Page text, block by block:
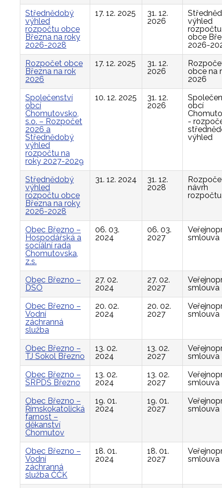
Střednědobý
výhled
rozpočtu obce
Března na roky
2026-2028
17. 12. 2025
31. 12.
2026
výhled
rozpočtu
obce
2026-
Rozpočet obce
Března na rok
2026
17. 12. 2025
31. 12.
2026
obce na
2026
Společenství
obcí
Chomutovsko,
s.o. – Rozpočet
2026 a
Střednědobý
výhled
rozpočtu na
roky 2027-2029
10. 12. 2025
31. 12.
2026
obcí
-
výhled
Střednědobý
výhled
rozpočtu obce
Března na roky
2026-2028
31. 12. 2024
31. 12.
2028
návrh
rozpočtu
Obec Březno –
Hospodářská a
sociální rada
Chomutovska,
z.s.
06. 03.
2024
06. 03.
2027
smlouva
Obec Březno –
DSO
27. 02.
2024
27. 02.
2027
smlouva
Obec Březno –
Vodní
záchranná
služba
20. 02.
2024
20. 02.
2027
smlouva
Obec Březno –
TJ Sokol Březno
13. 02.
2024
13. 02.
2027
smlouva
Obec Březno –
SRPDŠ Březno
13. 02.
2024
13. 02.
2027
smlouva
Obec Březno –
Římskokatolická
farnost –
děkanství
Chomutov
19. 01.
2024
19. 01.
2027
smlouva
Obec Březno –
Vodní
záchranná
služba ČČK
18. 01.
2024
18. 01.
2027
smlouva